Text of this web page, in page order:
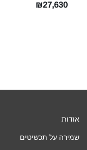
₪27,630
אודות
שמירה על תכשיטים